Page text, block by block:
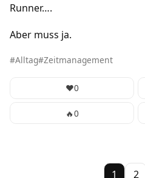
Runner….
Aber muss ja.
Alltag Zeitmanagement
❤️0
🔥0
1 2